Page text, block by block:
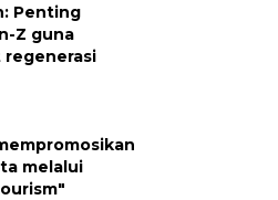
Penting
Z guna
melalui